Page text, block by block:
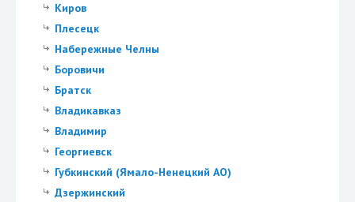
Киров
Плесецк
Набережные Челны
Боровичи
Братск
Владикавказ
Владимир
Георгиевск
Губкинский (Ямало-Ненецкий АО)
Дзержинский